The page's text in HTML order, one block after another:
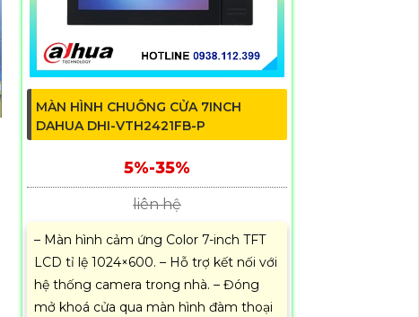
MÀN HÌNH CHUÔNG CỬA 7INCH
DAHUA DHI-VTH2421FB-P
5%-35%
liên hệ
– Màn hình cảm ứng Color 7-inch TFT
LCD tỉ lệ 1024×600. – Hỗ trợ kết nối với
hệ thống camera trong nhà. – Đóng
mở khoá cửa qua màn hình đàm thoại